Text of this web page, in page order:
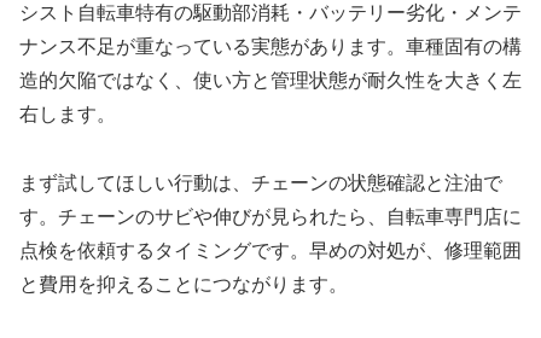
シスト自転車特有の駆動部消耗・バッテリー劣化・メンテ
ナンス不足が重なっている実態があります。車種固有の構
造的欠陥ではなく、使い方と管理状態が耐久性を大きく左
右します。
まず試してほしい行動は、チェーンの状態確認と注油で
す。チェーンのサビや伸びが見られたら、自転車専門店に
点検を依頼するタイミングです。早めの対処が、修理範囲
と費用を抑えることにつながります。